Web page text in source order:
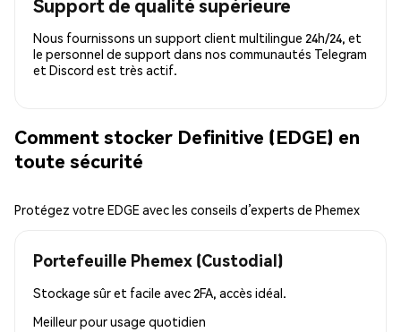
Support de qualité supérieure
Nous fournissons un support client multilingue 24h/24, et
le personnel de support dans nos communautés Telegram
et Discord est très actif.
Comment stocker Definitive (EDGE) en
toute sécurité
Protégez votre EDGE avec les conseils d’experts de Phemex
Portefeuille Phemex (Custodial)
Stockage sûr et facile avec 2FA, accès idéal.
Meilleur pourusage quotidien